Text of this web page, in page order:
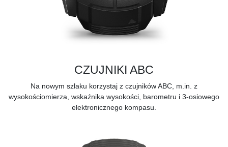
CZUJNIKI ABC
Na nowym szlaku korzystaj z czujników ABC, m.in. z
wysokościomierza, wskaźnika wysokości, barometru i 3-osiowego
elektronicznego kompasu.